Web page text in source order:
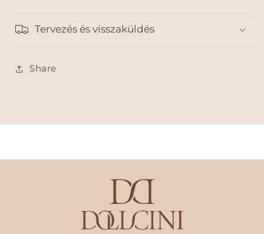
Tervezés és visszaküldés
Share